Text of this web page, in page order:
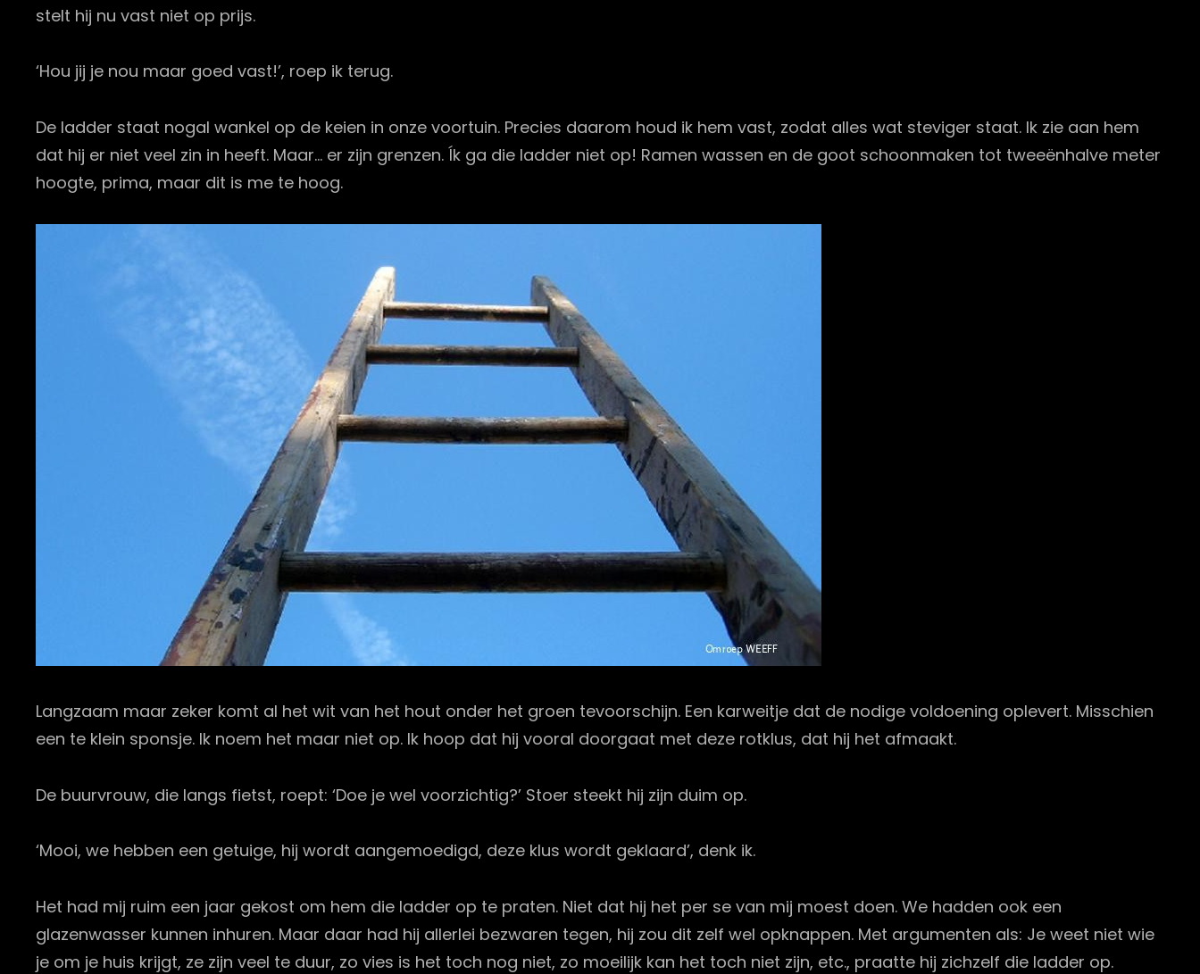
stelt hij nu vast niet op prijs.
‘Hou jij je nou maar goed vast!’, roep ik terug.
De ladder staat nogal wankel op de keien in onze voortuin. Precies daarom houd ik hem vast, zodat alles wat steviger staat. Ik zie aan hem
dat hij er niet veel zin in heeft. Maar… er zijn grenzen. Ík ga die ladder niet op! Ramen wassen en de goot schoonmaken tot tweeënhalve meter
hoogte, prima, maar dit is me te hoog.
Langzaam maar zeker komt al het wit van het hout onder het groen tevoorschijn. Een karweitje dat de nodige voldoening oplevert. Misschien
een te klein sponsje. Ik noem het maar niet op. Ik hoop dat hij vooral doorgaat met deze rotklus, dat hij het afmaakt.
De buurvrouw, die langs fietst, roept: ‘Doe je wel voorzichtig?’ Stoer steekt hij zijn duim op.
‘Mooi, we hebben een getuige, hij wordt aangemoedigd, deze klus wordt geklaard’, denk ik.
Het had mij ruim een jaar gekost om hem die ladder op te praten. Niet dat hij het per se van mij moest doen. We hadden ook een
glazenwasser kunnen inhuren. Maar daar had hij allerlei bezwaren tegen, hij zou dit zelf wel opknappen. Met argumenten als: Je weet niet wie
je om je huis krijgt, ze zijn veel te duur, zo vies is het toch nog niet, zo moeilijk kan het toch niet zijn, etc., praatte hij zichzelf die ladder op.